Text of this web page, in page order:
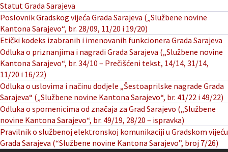
Statut Grada Sarajeva
Poslovnik Gradskog vijeća Grada Sarajeva („Službene novine
Kantona Sarajevo“, br. 28/09, 11/20 i 19/20)
Etički kodeks izabranih i imenovanih funkcionera Grada Sarajeva
Odluka o priznanjima i nagradi Grada Sarajeva („Službene novine
Kantona Sarajevo“, br. 34/10 – Prečišćeni tekst, 14/14, 31/14,
11/20 i 16/22)
Odluka o uslovima i načinu dodjele „Šestoaprilske nagrade Grada
Sarajeva“ („Službene novine Kantona Sarajevo“, br. 41/22 i 49/22)
Odluka o spomenicima od značaja za Grad Sarajevo („Službene
novine Kantona Sarajevo“, br. 49/19, 28/20 – ispravka)
Pravilnik o službenoj elektronskoj komunikaciji u Gradskom vijeću
Grada Sarajeva (“Službene novine Kantona Sarajevo”, broj 7/26)